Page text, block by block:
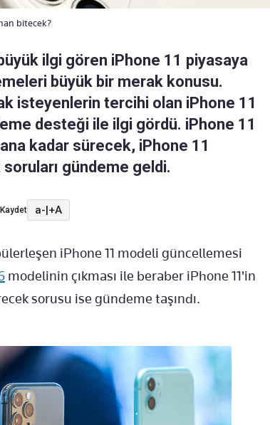
bitecek?
ilgi gören iPhone 11 piyasaya
büyük bir merak konusu.
isteyenlerin tercihi olan iPhone 11
desteği ile ilgi gördü. iPhone 11
kadar sürecek, iPhone 11
gündeme geldi.
Kaydet a-|+A
iPhone 11 modeli güncellemesi
modelinin çıkması ile beraber iPhone 11'in
sorusu ise gündeme taşındı.